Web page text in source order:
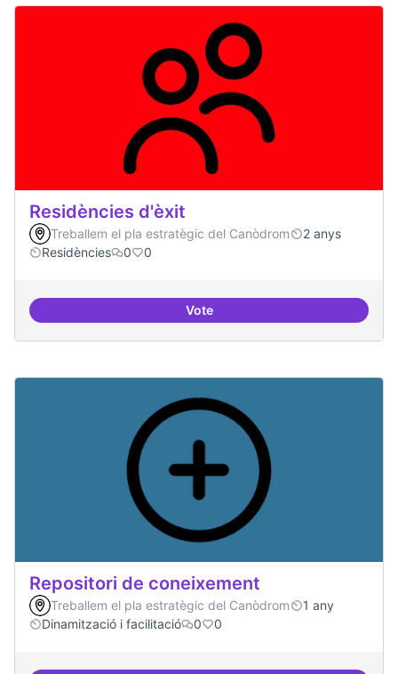
Residències d'èxit
Treballem el pla estratègic del Canòdrom
2 anys
Residències
0 0
VoteResidències d'èxit
Repositori de coneixement
Treballem el pla estratègic del Canòdrom
1 any
Dinamització i facilitació
0 0